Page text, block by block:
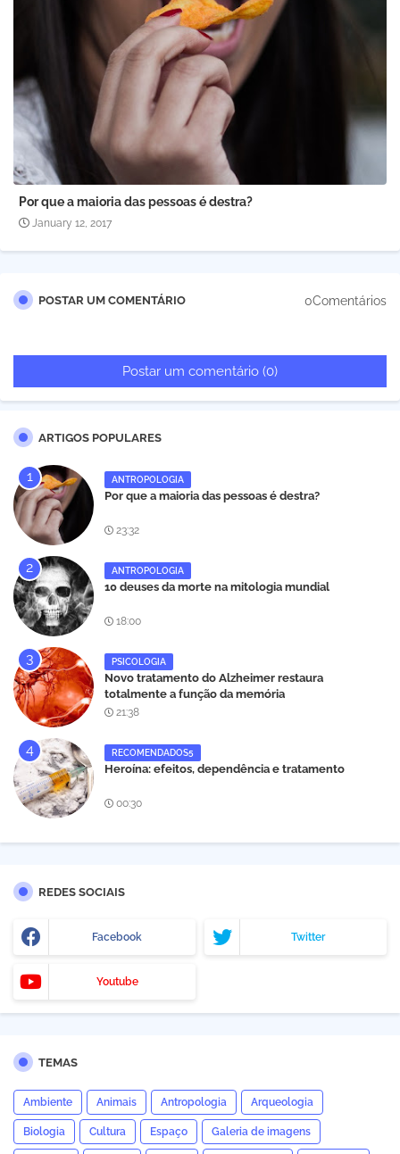
Por que a maioria das pessoas é destra?
January 12, 2017
POSTAR UM COMENTÁRIO 0Comentários
Postar um comentário (0)
ARTIGOS POPULARES
ANTROPOLOGIA
Por que a maioria das pessoas é destra?
23:32
ANTROPOLOGIA
10 deuses da morte na mitologia mundial
18:00
PSICOLOGIA
Novo tratamento do Alzheimer restaura
totalmente a função da memória
21:38
RECOMENDADOS5
Heroína: efeitos, dependência e tratamento
00:30
REDES SOCIAIS
Facebook Twitter
Youtube
TEMAS
Ambiente Animais Antropologia Arqueologia
Biologia Cultura Espaço Galeria de imagens